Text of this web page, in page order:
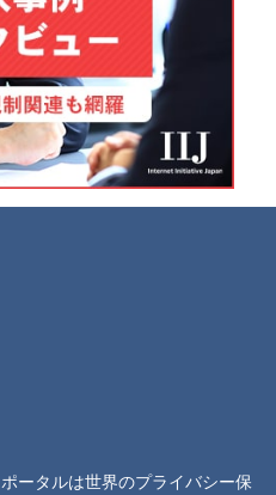
ータルは世界のプライバシー保